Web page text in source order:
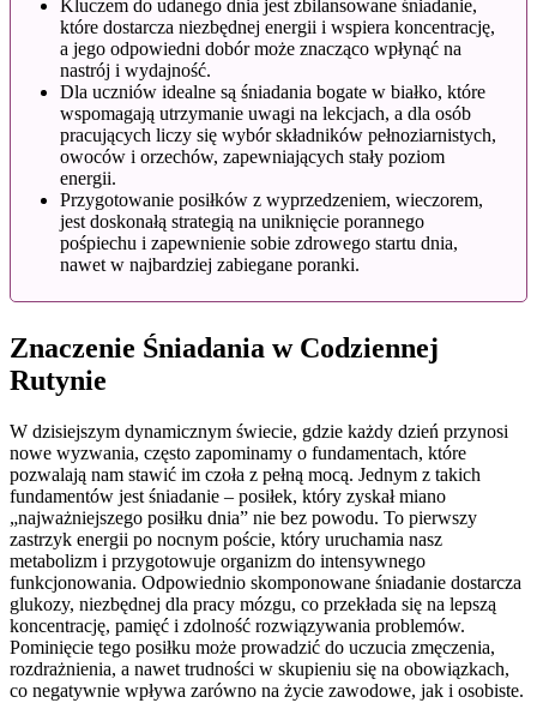
Kluczem do udanego dnia jest zbilansowane śniadanie,
które dostarcza niezbędnej energii i wspiera koncentrację,
a jego odpowiedni dobór może znacząco wpłynąć na
nastrój i wydajność.
Dla uczniów idealne są śniadania bogate w białko, które
wspomagają utrzymanie uwagi na lekcjach, a dla osób
pracujących liczy się wybór składników pełnoziarnistych,
owoców i orzechów, zapewniających stały poziom
energii.
Przygotowanie posiłków z wyprzedzeniem, wieczorem,
jest doskonałą strategią na uniknięcie porannego
pośpiechu i zapewnienie sobie zdrowego startu dnia,
nawet w najbardziej zabiegane poranki.
Znaczenie Śniadania w Codziennej
Rutynie
W dzisiejszym dynamicznym świecie, gdzie każdy dzień przynosi
nowe wyzwania, często zapominamy o fundamentach, które
pozwalają nam stawić im czoła z pełną mocą. Jednym z takich
fundamentów jest śniadanie – posiłek, który zyskał miano
„najważniejszego posiłku dnia” nie bez powodu. To pierwszy
zastrzyk energii po nocnym poście, który uruchamia nasz
metabolizm i przygotowuje organizm do intensywnego
funkcjonowania. Odpowiednio skomponowane śniadanie dostarcza
glukozy, niezbędnej dla pracy mózgu, co przekłada się na lepszą
koncentrację, pamięć i zdolność rozwiązywania problemów.
Pominięcie tego posiłku może prowadzić do uczucia zmęczenia,
rozdrażnienia, a nawet trudności w skupieniu się na obowiązkach,
co negatywnie wpływa zarówno na życie zawodowe, jak i osobiste.